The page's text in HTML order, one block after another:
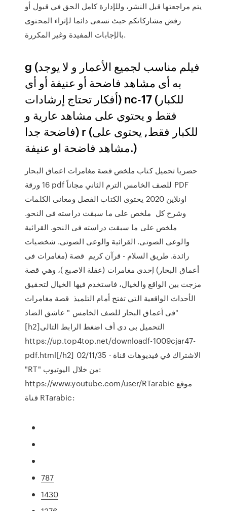
يتم مراجعتها قبل النشر، وللإدارة كامل الحق في قبول أو
رفض مشاركاتكم حيث نسعى دائما لإثراء المحتوى
بالإجابات المفيدة وغير المكررة.
g (فيلم مناسب لجميع الأعمار و لا يوجد
به أى مشاهد فاضحة أو عنيفة أو أى
أفكار تحتاج إرشادات) nc-17 (للكبار
فقط و يحتوي على مشاهد عارية و
فاضحة جدا) r (للكبار فقط, يحتوى على
مشاهد فاضحة او عنيفة.)
حصريا تحميل كتاب ملخص قصة مغامرات اعماق البحار
16 ورقة pdf للصف الخامس الترم الثاني مجاناً PDF
اونلاين 2020 يحتوى الكتاب الفصل ومعانى الكلمات
وشرح كل ملخص على ما سبقت دراسته فى النحو.
ملخص على ما سبقت دراسته فى النحو. القرائية
والوعى الصوتى. القرائية والوعى الصوتى. شخصيات
رائدة. طريق السلام - قرآن كريم قصة (مغامرات فى
أعماق البحار) إحدى مغامرات (عقلة الاصبع )، وهي قصة
مزجت بين الواقع والخيال، فاستخدم فيها الخيال لتحقيق
الأحداث الواقعية التي تفتح أمام التلميذ قصة مغامرات
فى أعماق البحار للصف الخامس " عاشق الضاد"
[h2]التحميل بى دى أف اضغط الرابط التالى
https://up.top4top.net/downloadf-1009cjar47-
pdf.html[/h2] 02/11/35 · الاشتراك في فيديوهات قناة
"RT" من خلال اليوتيوب:
https://www.youtube.com/user/RTarabic موقع
قناة RTarabic:
787
1430